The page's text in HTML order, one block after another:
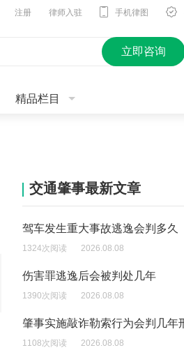
注册 律师入驻 手机律图
立即咨询
精品栏目
交通肇事最新文章
驾车发生重大事故逃逸会判多久
1324次阅读 2026.08.08
伤害罪逃逸后会被判处几年
1390次阅读 2026.08.08
肇事实施敲诈勒索行为会判几年
1108次阅读 2026.08.08